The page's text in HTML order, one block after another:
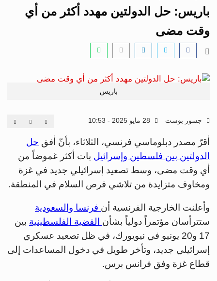
باريس: حل الدولتين مهدد أكثر من أي
وقت مضى
باريس
جسور بوست
أقرّ مصدر دبلوماسي فرنسي، الثلاثاء، بأنّ أفق حل
الدولتين بين فلسطين وإسرائيل بات أكثر غموضاً من
أي وقت مضى، وسط تصعيد إسرائيلي جديد في غزة
ومخاوف متزايدة من تلاشي فرص السلام في المنطقة.
وأعلنت الخارجية الفرنسية أن فرنسا والسعودية
ستترأسان مؤتمراً دولياً بشأن القضية الفلسطينية بين
17 و20 يونيو في نيويورك، في ظل تصعيد عسكري
إسرائيلي جديد، وتأخر طويل في دخول المساعدات إلى
قطاع غزة وفق فرانس برس.